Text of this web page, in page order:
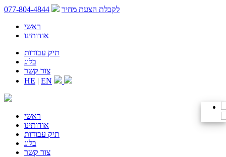
לקבלת הצעת מחיר
077-804-4844
ראשי
אודותינו
תיק עבודות
בלוג
צור קשר
HE | EN
ראשי
אודותינו
תיק עבודות
בלוג
צור קשר